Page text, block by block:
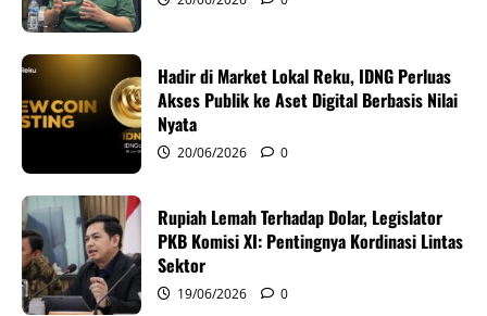
a
t
i
n
Hadir di Market Lokal Reku, IDNG Perluas
Akses Publik ke Aset Digital Berbasis Nilai
Nyata
20/06/2026 0
Rupiah Lemah Terhadap Dolar, Legislator
PKB Komisi XI: Pentingnya Kordinasi Lintas
Sektor
19/06/2026 0